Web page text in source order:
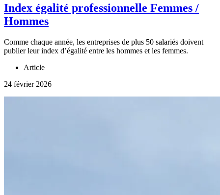
Index égalité professionnelle Femmes /
Hommes
Comme chaque année, les entreprises de plus 50 salariés doivent
publier leur index d’égalité entre les hommes et les femmes.
Article
24 février 2026